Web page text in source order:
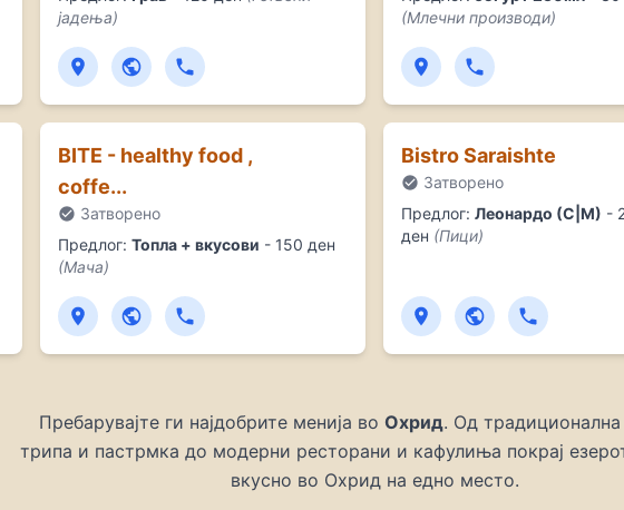
јадења)
(Млечни производи)
BITE - healthy food ,
coffe...
Затворено
Предлог: Топла + вкусови - 150 ден
(Мача)
Bistro Saraishte
Затворено
Предлог: Леонардо (С|М) -
ден (Пици)
Пребарувајте ги најдобрите менија во Охрид. Од
трипа и пастрмка до модерни ресторани и кафулиња покрај
вкусно во Охрид на едно место.
Attibassi Bologna - Охрид
Aura Shisha & Coffee Bar -
B.I.N Coffee Shop - Охрид
Bakery Antomos - Охрид
Bakery Lihnida - Охрид
Bakery Sofra - Охрид
Bakery Zhito Leb - Охрид
Bar Lotos - Охрид (Кафе и
Beko Bar - Охрид (Кафе и
Billiard & bar RETRO VIBE -
Bistro Saraishte - Охрид
Brioni 2008 - Охрид
Burekdzhilnica Go-Ka -
Cafe Bar Stanica - Охрид